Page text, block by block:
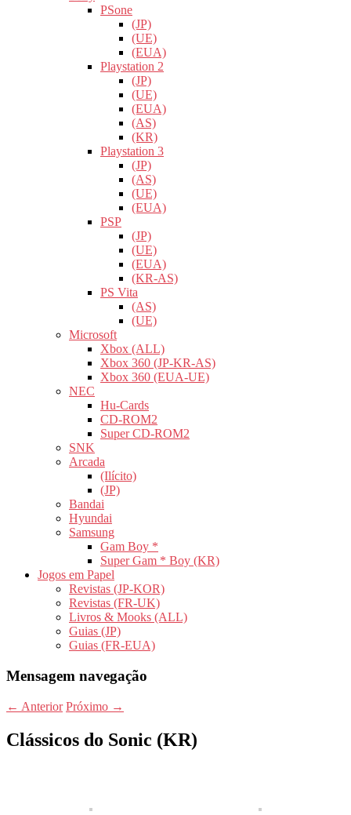
PSone
(JP)
(UE)
(EUA)
Playstation 2
(JP)
(UE)
(EUA)
(AS)
(KR)
Playstation 3
(JP)
(AS)
(UE)
(EUA)
PSP
(JP)
(UE)
(EUA)
(KR-AS)
PS Vita
(AS)
(UE)
Microsoft
Xbox (ALL)
Xbox 360 (JP-KR-AS)
Xbox 360 (EUA-UE)
NEC
Hu-Cards
CD-ROM2
Super CD-ROM2
SNK
Arcada
(Ilícito)
(JP)
Bandai
Hyundai
Samsung
Gam Boy *
Super Gam * Boy (KR)
Jogos em Papel
Revistas (JP-KOR)
Revistas (FR-UK)
Livros & Mooks (ALL)
Guias (JP)
Guias (FR-EUA)
Mensagem navegação
← Anterior Próximo →
Clássicos do Sonic (KR)